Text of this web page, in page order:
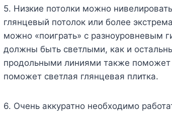
5. Низкие потолки можно
глянцевый потолок или более
можно «поиграть» с разноуровневым
должны быть светлыми, как и
продольными линиями также поможет
поможет светлая глянцевая плитка.
6. Очень аккуратно необходимо